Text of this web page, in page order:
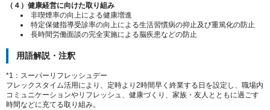
（４）健康経営に向けた取り組み
非喫煙率の向上による健康増進
特定保健指導受診率の向上による生活習慣病の抑止及び重篤化の防止
長時間労働面談の完全実施による脳疾患などの防止
用語解説・注釈
*1：スーパーリフレッシュデー
フレックスタイム活用により、定時より2時間早く終業する日を設定し、職場内
コミュニケーションやリフレッシュ、健康づくり、家族・友人とともに過ごす
時間などに充てる取り組み。